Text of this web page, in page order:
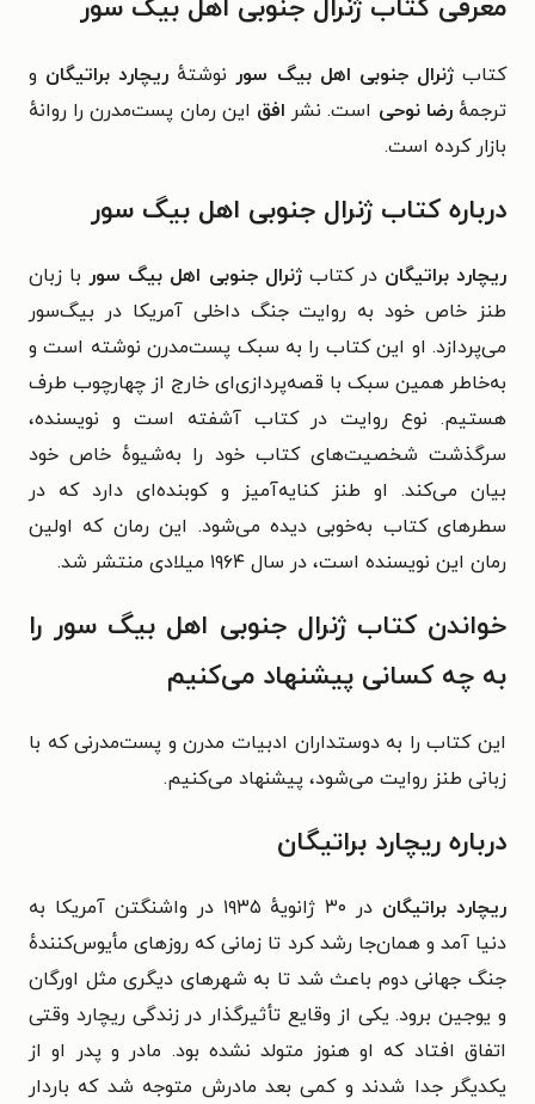
معرفی کتاب ژنرال جنوبی اهل بیگ سور
کتابژنرال جنوبی اهل بیگ سور نوشتهٔ ریچارد براتیگان و
ترجمهٔرضا نوحی است. نشر افق این رمان پست‌مدرن را روانهٔ
بازار کرده است.
درباره کتاب ژنرال جنوبی اهل بیگ سور
ریچارد براتیگان در کتابژنرال جنوبی اهل بیگ سور با زبان
طنز خاص خود به روایت جنگ داخلی آمریکا در بیگ‌سور
می‌پردازد. او این کتاب را به سبک پست‌مدرن نوشته است و
به‌خاطر همین سبک با قصه‌پردازی‌ای خارج از چهارچوب طرف
هستیم. نوع روایت در کتاب آشفته است و نویسنده،
سرگذشت شخصیت‌های کتاب خود را به‌شیوهٔ خاص خود
بیان می‌کند. او طنز کنایه‌آمیز و کوبنده‌ای دارد که در
سطرهای کتاب به‌خوبی دیده می‌شود. این رمان که اولین
رمان این نویسنده است، در سال ۱۹۶۴ میلادی منتشر شد.
خواندن کتاب ژنرال جنوبی اهل بیگ سور را
به چه کسانی پیشنهاد می‌کنیم
این کتاب را به دوستداران ادبیات مدرن و پست‌مدرنی که با
زبانی طنز روایت می‌شود، پیشنهاد می‌کنیم.
درباره ریچارد براتیگان
ریچارد براتیگان
در ۳۰ ژانویه‌ٔ ۱۹۳۵ در واشنگتن آمریکا به
دنیا آمد و همان‌جا رشد کرد تا زمانی که روزهای مأیوس‌کنندهٔ
جنگ جهانی دوم باعث شد تا به شهرهای دیگری مثل اورگان
و یوجین برود. یکی از وقایع تأثیرگذار در زندگی ریچارد وقتی
اتفاق افتاد که او هنوز متولد نشده بود. مادر و پدر او از
یکدیگر جدا شدند و کمی بعد مادرش متوجه شد که باردار